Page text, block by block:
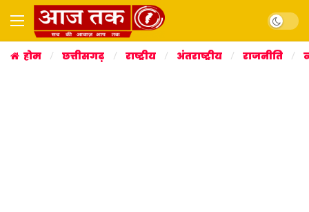
Dark
होम छत्तीसगढ़ राष्ट्रीय अंतराष्ट्रीय राजनीति